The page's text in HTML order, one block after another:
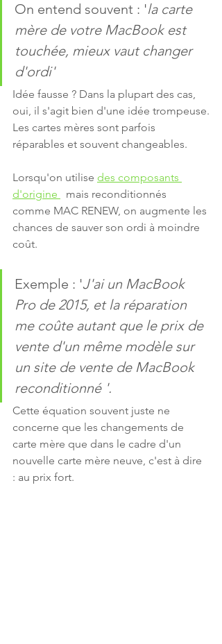
On entend souvent : 'la carte
mère de votre MacBook est
touchée, mieux vaut changer
d'ordi'
Idée fausse ? Dans la plupart des cas,
oui, il s'agit bien d'une idée trompeuse.
Les cartes mères sont parfois
réparables et souvent changeables.
Lorsqu'on utilise des composants
d'origine
  mais reconditionnés
comme MAC RENEW, on augmente les
chances de sauver son ordi à moindre
coût.
Exemple : 'J'ai un MacBook
Pro de 2015, et la réparation
me coûte autant que le prix de
vente d'un même modèle sur
un site de vente de MacBook
reconditionné '.
Cette équation souvent juste ne
concerne que les changements de
carte mère que dans le cadre d'un
nouvelle carte mère neuve, c'est à dire
: au prix fort.